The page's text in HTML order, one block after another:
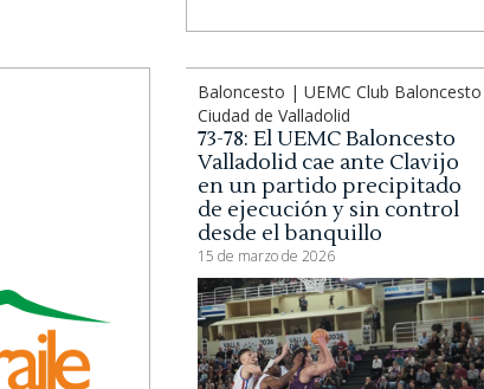
Baloncesto | UEMC Club Baloncesto
Ciudad de Valladolid
73-78: El UEMC Baloncesto
Valladolid cae ante Clavijo
en un partido precipitado
de ejecución y sin control
desde el banquillo
15 de marzo de 2026